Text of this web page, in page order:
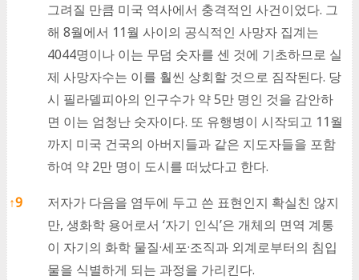
그려질 만큼 미국 역사에서 충격적인 사건이었다. 그
해 8월에서 11월 사이의 공식적인 사망자 집계는
4044명이나 이는 무덤 숫자를 센 것에 기초하므로 실
제 사망자수는 이를 훨씬 상회할 것으로 짐작된다. 당
시 필라델피아의 인구수가 약 5만 명인 것을 감안하
면 이는 엄청난 숫자이다. 또 유행병이 시작되고 11월
까지 미국 건국의 아버지들과 같은 지도자들을 포함
하여 약 2만 명이 도시를 떠났다고 한다.
↑9
저자가 다음을 염두에 두고 쓴 표현인지 확실친 않지
만, 생화학 용어로서 ‘자기 인식’은 개체의 면역 계통
이 자기의 화학 물질·세포·조직과 외계로부터의 침입
물을 식별하게 되는 과정을 가리킨다.